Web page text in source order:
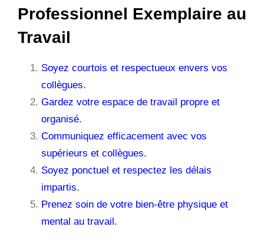
Professionnel Exemplaire au
Travail
Soyez courtois et respectueux envers vos
collègues.
Gardez votre espace de travail propre et
organisé.
Communiquez efficacement avec vos
supérieurs et collègues.
Soyez ponctuel et respectez les délais
impartis.
Prenez soin de votre bien-être physique et
mental au travail.